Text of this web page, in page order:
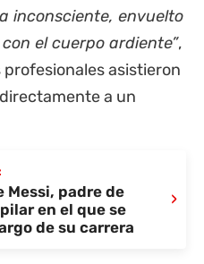
inconsciente, envuelto
el cuerpo ardiente”,
asistieron
a un
Messi, padre de
en el que se
de su carrera
›